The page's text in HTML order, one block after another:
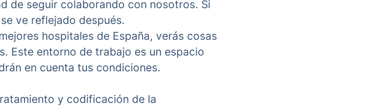
de seguir colaborando con nosotros. Si
ve reflejado después.
hospitales de España, verás cosas
Este entorno de trabajo es un espacio
en cuenta tus condiciones.
y codificación de la